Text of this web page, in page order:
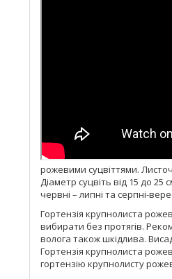
рожевими суцвіттями.
Діаметр суцвіть від 15 до 25
червні – липні та серпні-
Гортензія крупнолиста
вибирати без протягів.
волога також шкідлива.
Гортензія крупнолиста
гортензію крупнолисту